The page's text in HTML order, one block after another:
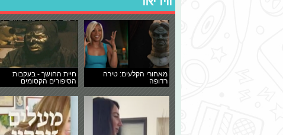
מאחורי הקלעים: טירה
רדופה
חיית החושך - בעקבות
הסיפורים הקסומים